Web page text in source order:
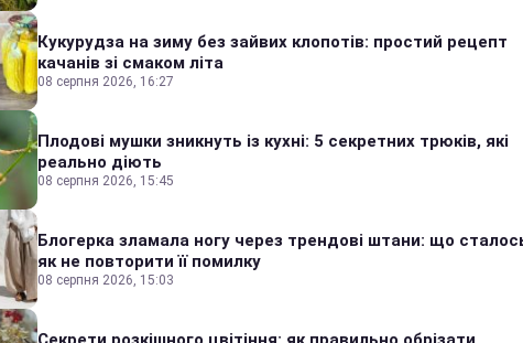
Кукурудза на зиму без зайвих клопотів: простий рецепт
качанів зі смаком літа
08 серпня 2026, 16:27
Плодові мушки зникнуть із кухні: 5 секретних трюків, які
реально діють
08 серпня 2026, 15:45
Блогерка зламала ногу через трендові штани: що
як не повторити її помилку
08 серпня 2026, 15:03